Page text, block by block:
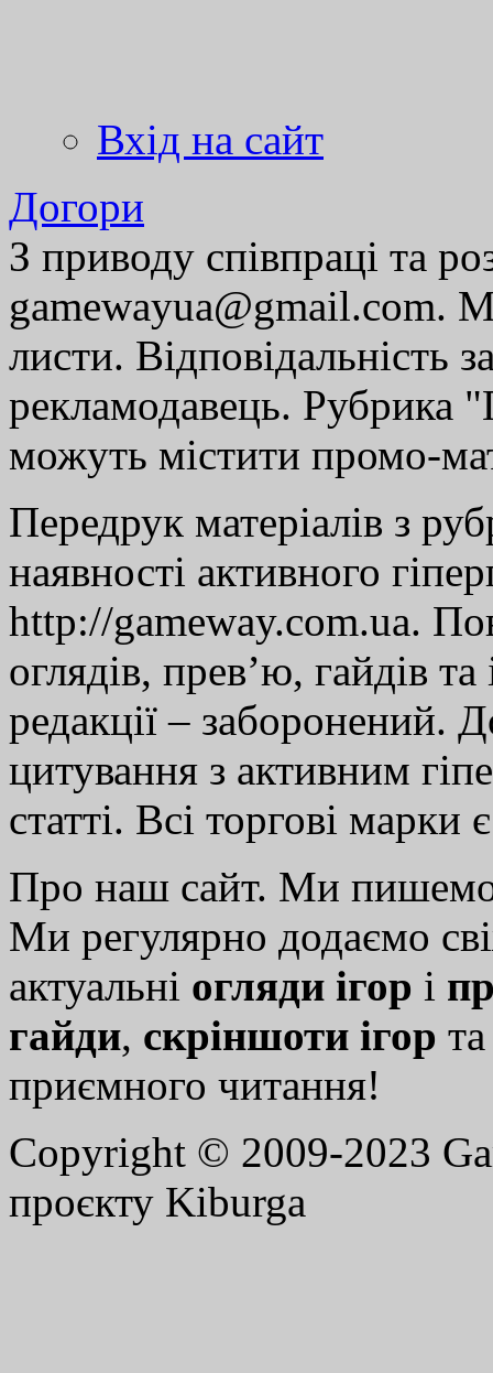
Вхід на сайт
Догори
З приводу співпраці та
gamewayua@gmail.com.
листи. Відповідальність
рекламодавець. Рубрика
можуть містити промо-
Передрук матеріалів з
наявності активного
http://gameway.com.ua.
оглядів, прев’ю, гайдів
редакції – заборонений.
цитування з активним
статті. Всі торгові марки
Про наш сайт. Ми
Ми регулярно додаємо
актуальні огляди ігор і
гайди, скріншоти ігор
приємного читання!
Copyright © 2009-2023
проєкту Kiburga